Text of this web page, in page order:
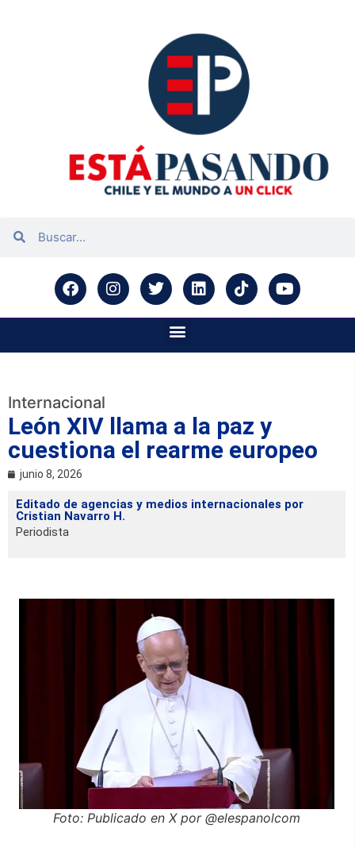
Internacional
León XIV llama a la paz y
cuestiona el rearme europeo
junio 8, 2026
Editado de agencias y medios internacionales por
Cristian Navarro H.
Periodista
Foto: Publicado en X por @elespanolcom